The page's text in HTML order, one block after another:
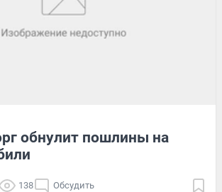
обнулит пошлины на
138 Обсудить